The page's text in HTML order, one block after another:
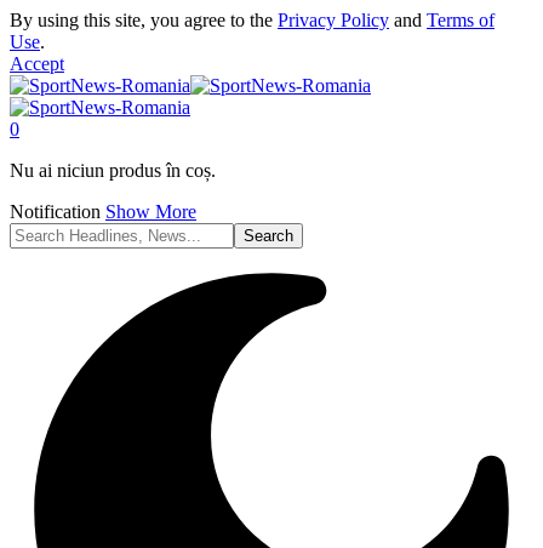
By using this site, you agree to the Privacy Policy and Terms of
Use.
Accept
0
Nu ai niciun produs în coș.
Notification Show More